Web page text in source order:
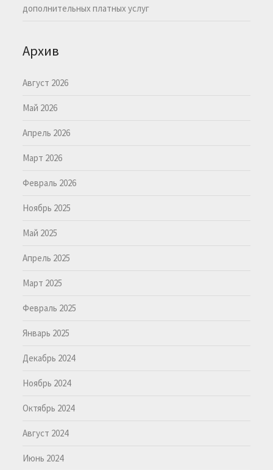
дополнительных платных услуг
Архив
Август 2026
Май 2026
Апрель 2026
Март 2026
Февраль 2026
Ноябрь 2025
Май 2025
Апрель 2025
Март 2025
Февраль 2025
Январь 2025
Декабрь 2024
Ноябрь 2024
Октябрь 2024
Август 2024
Июнь 2024